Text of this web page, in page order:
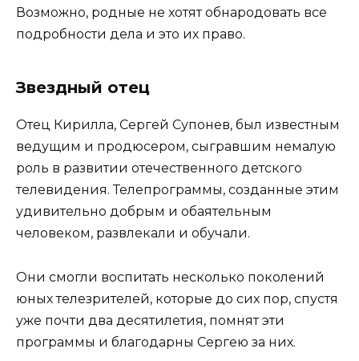
Возможно, родные не хотят обнародовать все
подробности дела и это их право.
Звездный отец
Отец Кирилла, Сергей Супонев, был известным
ведущим и продюсером, сыгравшим немалую
роль в развитии отечественного детского
телевидения. Телепрограммы, созданные этим
удивительно добрым и обаятельным
человеком, развлекали и обучали.
Они смогли воспитать несколько поколений
юных телезрителей, которые до сих пор, спустя
уже почти два десятилетия, помнят эти
программы и благодарны Сергею за них.